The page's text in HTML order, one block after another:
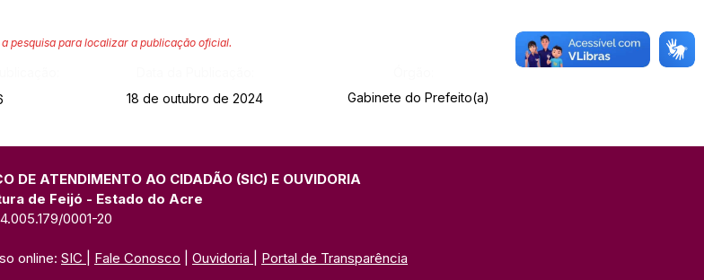
pesquisa para localizar a publicação oficial.
18 de outubro de 2024 Gabinete do Prefeito(a)
DE ATENDIMENTO AO CIDADÃO (SIC) E OUVIDORIA
de Feijó - Estado do Acre
0001-20
online: SIC Fale Conosco Ouvidoria Portal de Transparência